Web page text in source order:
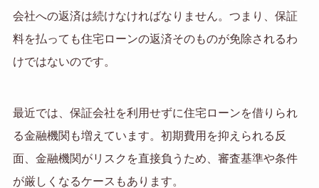
会社への返済は続けなければなりません。つまり、保証
料を払っても住宅ローンの返済そのものが免除されるわ
けではないのです。
最近では、保証会社を利用せずに住宅ローンを借りられ
る金融機関も増えています。初期費用を抑えられる反
面、金融機関がリスクを直接負うため、審査基準や条件
が厳しくなるケースもあります。